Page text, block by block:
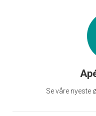
Se våre nyeste